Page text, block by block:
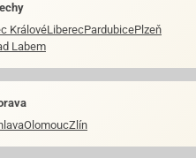
KrálovéLiberecPardubicePlzeň
Labem
OlomoucZlín